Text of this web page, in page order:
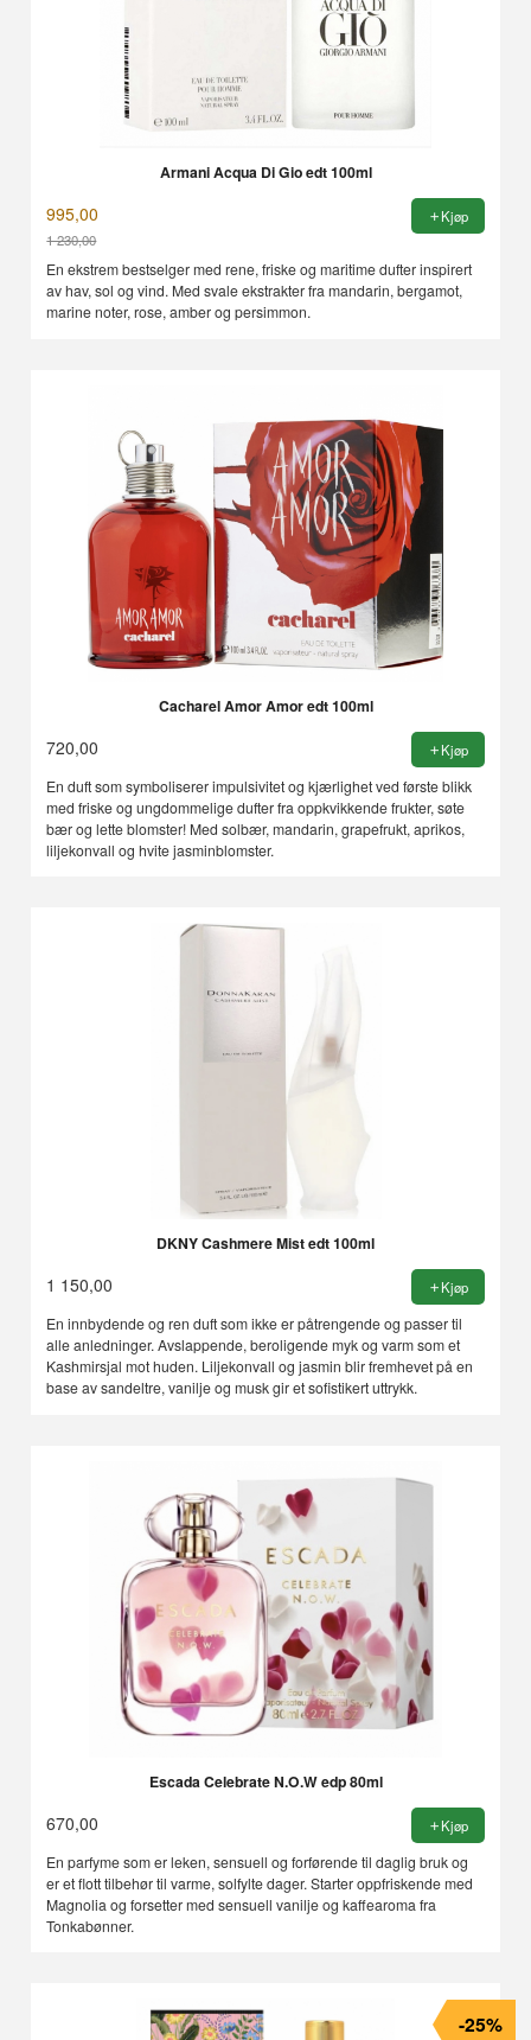
Armani Acqua Di Gio edt 100ml
995,00
1 230,00
Rabatt
Kjøp
En ekstrem bestselger med rene, friske og maritime dufter inspirert
av hav, sol og vind. Med svale ekstrakter fra mandarin, bergamot,
marine noter, rose, amber og persimmon.
Cacharel Amor Amor edt 100ml
720,00 Kjøp
En duft som symboliserer impulsivitet og kjærlighet ved første blikk
med friske og ungdommelige dufter fra oppkvikkende frukter, søte
bær og lette blomster! Med solbær, mandarin, grapefrukt, aprikos,
liljekonvall og hvite jasminblomster.
DKNY Cashmere Mist edt 100ml
1 150,00 Kjøp
En innbydende og ren duft som ikke er påtrengende og passer til
alle anledninger. Avslappende, beroligende myk og varm som et
Kashmirsjal mot huden. Liljekonvall og jasmin blir fremhevet på en
base av sandeltre, vanilje og musk gir et sofistikert uttrykk.
Escada Celebrate N.O.W edp 80ml
670,00 Kjøp
En parfyme som er leken, sensuell og forførende til daglig bruk og
er et flott tilbehør til varme, solfylte dager. Starter oppfriskende med
Magnolia og forsetter med sensuell vanilje og kaffearoma fra
Tonkabønner.
-25%